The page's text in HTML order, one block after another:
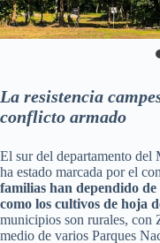
La resistencia
conflicto armado
El sur del departamento del
ha estado marcada por el
familias han dependido
como los cultivos de hoja
municipios son rurales, con
medio de varios Parques